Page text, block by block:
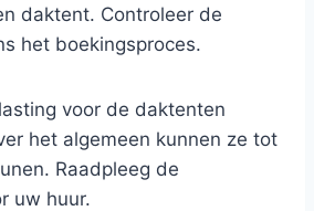
daktent. Controleer de
het boekingsproces.
voor de daktenten
het algemeen kunnen ze tot
Raadpleeg de
uw huur.